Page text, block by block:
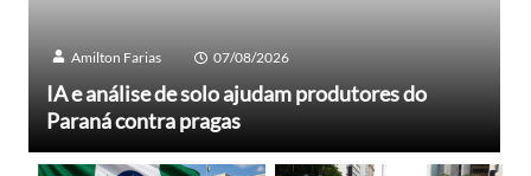
Amilton Farias 07/08/2026
IA e análise de solo ajudam produtores do
Paraná contra pragas